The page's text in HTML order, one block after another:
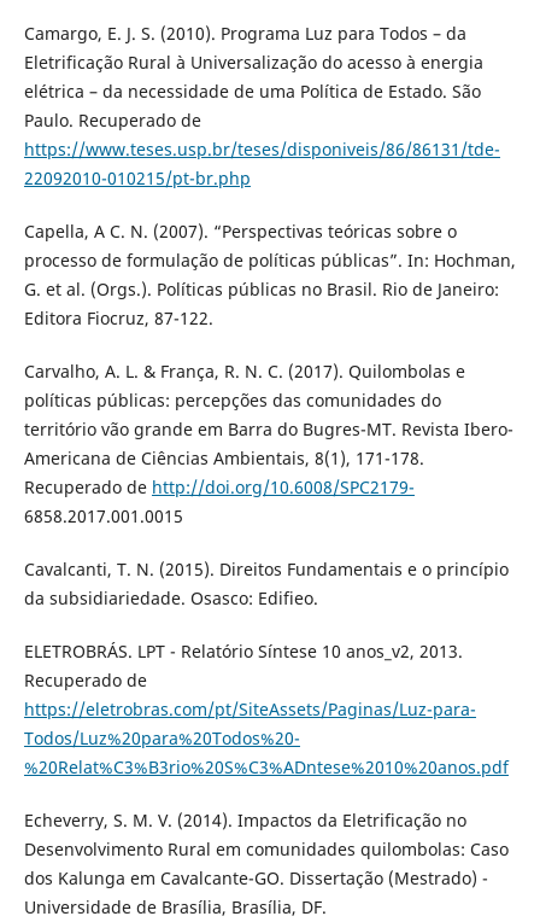
Camargo, E. J. S. (2010). Programa Luz para Todos – da
Eletrificação Rural à Universalização do acesso à energia
elétrica – da necessidade de uma Política de Estado. São
Paulo. Recuperado de
https://www.teses.usp.br/teses/disponiveis/86/86131/tde-
22092010-010215/pt-br.php
Capella, A C. N. (2007). “Perspectivas teóricas sobre o
processo de formulação de políticas públicas”. In: Hochman,
G. et al. (Orgs.). Políticas públicas no Brasil. Rio de Janeiro:
Editora Fiocruz, 87-122.
Carvalho, A. L. & França, R. N. C. (2017). Quilombolas e
políticas públicas: percepções das comunidades do
território vão grande em Barra do Bugres-MT. Revista Ibero-
Americana de Ciências Ambientais, 8(1), 171-178.
Recuperado de http://doi.org/10.6008/SPC2179-
6858.2017.001.0015
Cavalcanti, T. N. (2015). Direitos Fundamentais e o princípio
da subsidiariedade. Osasco: Edifieo.
ELETROBRÁS. LPT - Relatório Síntese 10 anos_v2, 2013.
Recuperado de
https://eletrobras.com/pt/SiteAssets/Paginas/Luz-para-
Todos/Luz%20para%20Todos%20-
%20Relat%C3%B3rio%20S%C3%ADntese%2010%20anos.pdf
Echeverry, S. M. V. (2014). Impactos da Eletrificação no
Desenvolvimento Rural em comunidades quilombolas: Caso
dos Kalunga em Cavalcante-GO. Dissertação (Mestrado) -
Universidade de Brasília, Brasília, DF.